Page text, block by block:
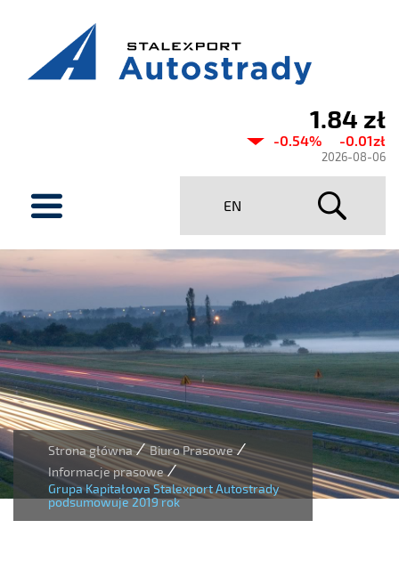
Stalexport
Autostrady
SA
1.84 zł
-0.54% -0.01zł
2026-08-06
EN
Strona główna/ Biuro Prasowe/
Informacje prasowe/
Grupa Kapitałowa Stalexport Autostrady
podsumowuje 2019 rok